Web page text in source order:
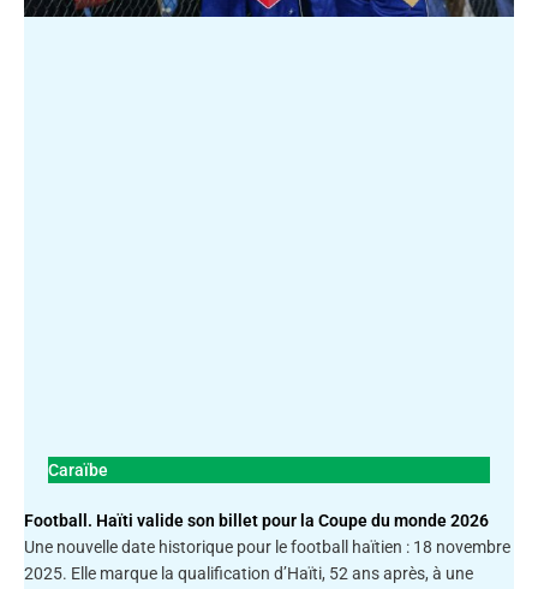
Caraïbe
Football. Haïti valide son billet pour la Coupe du monde 2026
Une nouvelle date historique pour le football haïtien : 18 novembre
2025. Elle marque la qualification d’Haïti, 52 ans après, à une